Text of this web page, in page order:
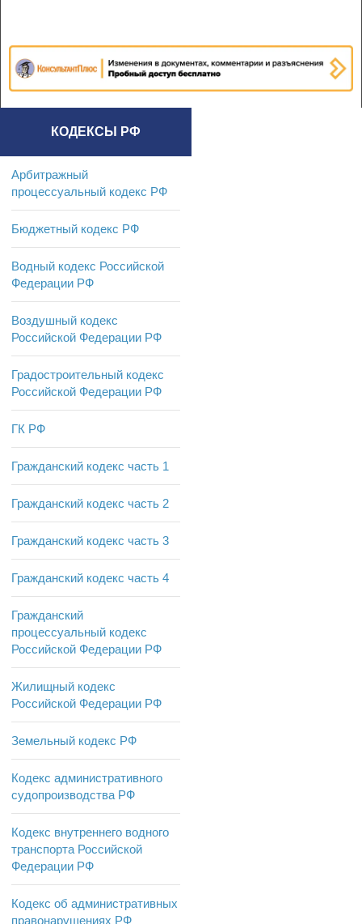
КОДЕКСЫ РФ
Арбитражный
процессуальный кодекс РФ
Бюджетный кодекс РФ
Водный кодекс Российской
Федерации РФ
Воздушный кодекс
Российской Федерации РФ
Градостроительный кодекс
Российской Федерации РФ
ГК РФ
Гражданский кодекс часть 1
Гражданский кодекс часть 2
Гражданский кодекс часть 3
Гражданский кодекс часть 4
Гражданский
процессуальный кодекс
Российской Федерации РФ
Жилищный кодекс
Российской Федерации РФ
Земельный кодекс РФ
Кодекс административного
судопроизводства РФ
Кодекс внутреннего водного
транспорта Российской
Федерации РФ
Кодекс об административных
правонарушениях РФ